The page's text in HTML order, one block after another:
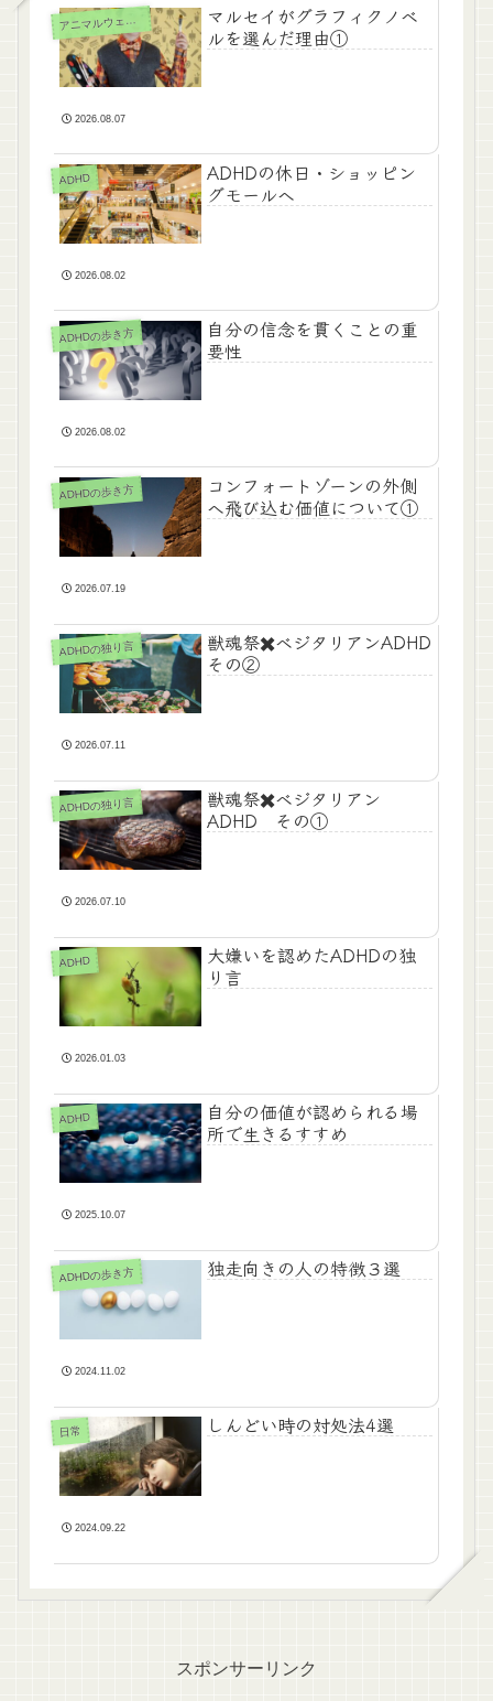
ア ニマルウェルフェアに関するスタンス
マルセイがグラフィクノベ
ルを選んだ理由①
2026.08.07
ADHD
ADHDの休日・ショッピン
グモールへ
2026.08.02
ADHDの歩き方
自分の信念を貫くことの重
要性
2026.08.02
ADHDの歩き方
コンフォートゾーンの外側
へ飛び込む価値について①
2026.07.19
ADHDの独り言
獣魂祭✖️ベジタリアンADHD
その②
2026.07.11
ADHDの独り言
獣魂祭✖️ベジタリアン
ADHD その①
2026.07.10
ADHD
大嫌いを認めたADHDの独
り言
2026.01.03
ADHD
自分の価値が認められる場
所で生きるすすめ
2025.10.07
ADHDの歩き方 独走向きの人の特徴３選
2024.11.02
日常 しんどい時の対処法4選
2024.09.22
スポンサーリンク